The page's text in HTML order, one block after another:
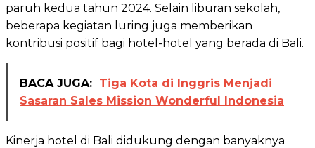
paruh kedua tahun 2024. Selain liburan sekolah,
beberapa kegiatan luring juga memberikan
kontribusi positif bagi hotel-hotel yang berada di Bali.
BACA JUGA: Tiga Kota di Inggris Menjadi
Sasaran Sales Mission Wonderful Indonesia
Kinerja hotel di Bali didukung dengan banyaknya